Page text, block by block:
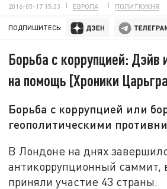
2016-05-17 15:33 ЕВРОПА ПОЛИТКУХНЯ
ПОДПИШИТЕСЬ:
Борьба с коррупцией:
на помощь [Хроники
Борьба с коррупцией или
геополитическими
В Лондоне на днях
антикоррупционный саммит,
приняли участие 43 страны.